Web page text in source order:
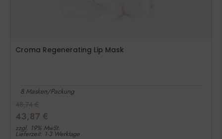
Croma Regenerating Lip Mask
8 Masken/Packung
48,74€
43,87 €
zzgl. 19% MwSt.
Lieferzeit: 1-3 Werktage